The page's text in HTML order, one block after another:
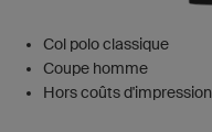
Col polo classique
Coupe homme
Hors coûts d'impression